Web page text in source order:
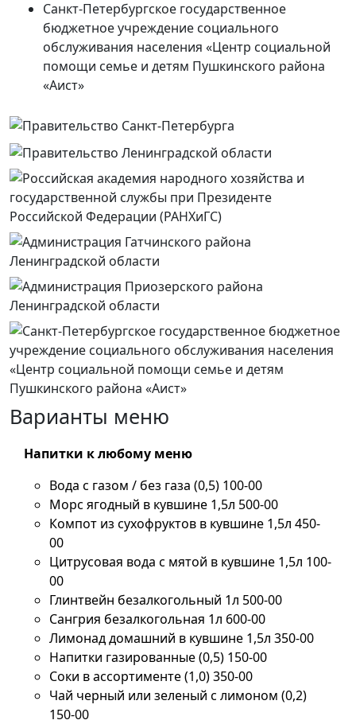
Санкт-Петербургское государственное
бюджетное учреждение социального
обслуживания населения «Центр социальной
помощи семье и детям Пушкинского района
«Аист»
Варианты меню
Напитки к любому меню
Вода с газом / без газа (0,5) 100-00
Морс ягодный в кувшине 1,5л 500-00
Компот из сухофруктов в кувшине 1,5л 450-
00
Цитрусовая вода с мятой в кувшине 1,5л 100-
00
Глинтвейн безалкогольный 1л 500-00
Сангрия безалкогольная 1л 600-00
Лимонад домашний в кувшине 1,5л 350-00
Напитки газированные (0,5) 150-00
Соки в ассортименте (1,0) 350-00
Чай черный или зеленый с лимоном (0,2)
150-00